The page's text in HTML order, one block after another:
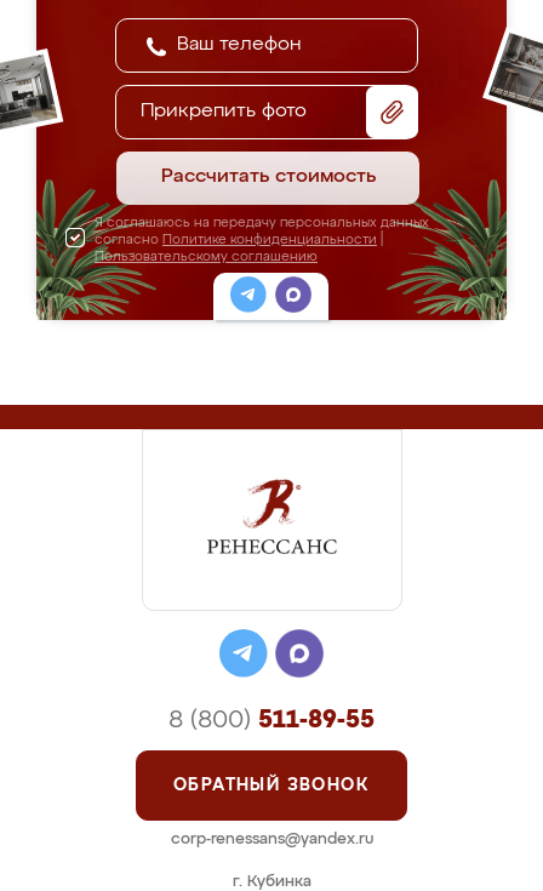
Прикрепить фото
Рассчитать стоимость
Я соглашаюсь на передачу персональных данных
согласно Политике конфиденциальности
Пользовательскому соглашению
г. Кубинка
8 (800) 511-89-55
ОБРАТНЫЙ ЗВОНОК
corp-renessans@yandex.ru